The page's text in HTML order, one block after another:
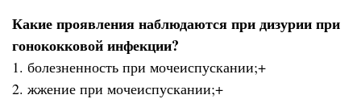
Какие проявления наблюдаются при дизурии при
гонококковой инфекции?
1. болезненность при мочеиспускании;+
2. жжение при мочеиспускании;+